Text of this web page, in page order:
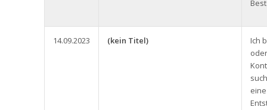
14.09.2023 (kein Titel)
Ich